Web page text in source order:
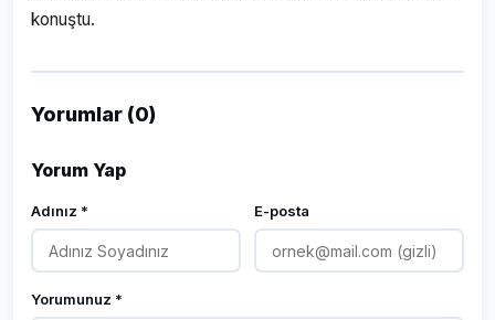
konuştu.
Yorumlar (0)
Yorum Yap
Adınız * E-posta
Yorumunuz *